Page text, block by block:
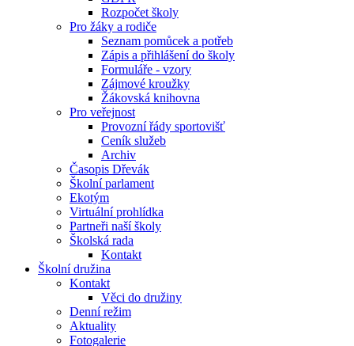
Rozpočet školy
Pro žáky a rodiče
Seznam pomůcek a potřeb
Zápis a přihlášení do školy
Formuláře - vzory
Zájmové kroužky
Žákovská knihovna
Pro veřejnost
Provozní řády sportovišť
Ceník služeb
Archiv
Časopis Dřevák
Školní parlament
Ekotým
Virtuální prohlídka
Partneři naší školy
Školská rada
Kontakt
Školní družina
Kontakt
Věci do družiny
Denní režim
Aktuality
Fotogalerie